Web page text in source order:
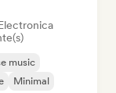
music
Minimal